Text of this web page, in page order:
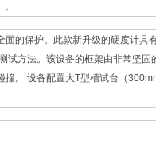
的保护。此款新升级的硬度计具
试方法。该设备的框架由非常坚
。 设备配置大T型槽试台（